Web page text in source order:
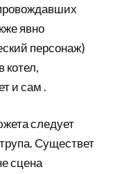
явно
персонаж)
котел,
и сам .
следует
Существет
сцена